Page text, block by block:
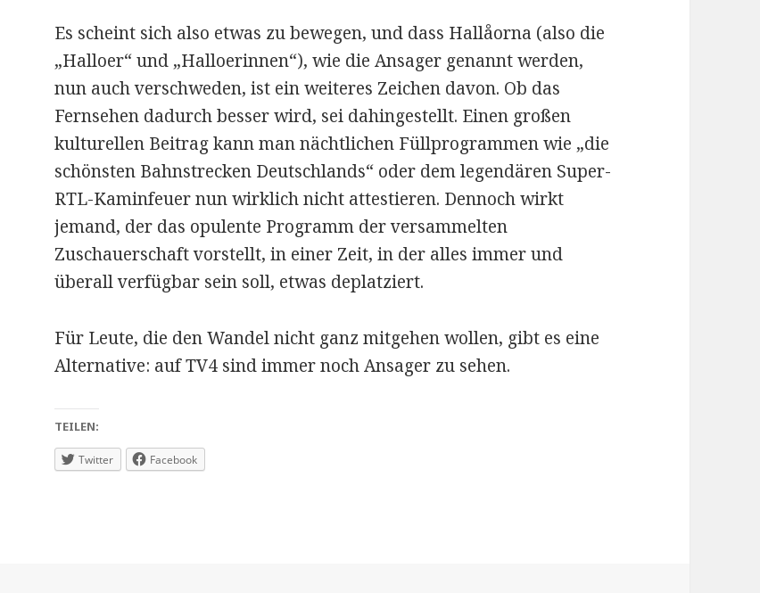
Es scheint sich also etwas zu bewegen, und dass Hallåorna (also die
„Halloer“ und „Halloerinnen“), wie die Ansager genannt werden,
nun auch verschweden, ist ein weiteres Zeichen davon. Ob das
Fernsehen dadurch besser wird, sei dahingestellt. Einen großen
kulturellen Beitrag kann man nächtlichen Füllprogrammen wie „die
schönsten Bahnstrecken Deutschlands“ oder dem legendären Super-
RTL-Kaminfeuer nun wirklich nicht attestieren. Dennoch wirkt
jemand, der das opulente Programm der versammelten
Zuschauerschaft vorstellt, in einer Zeit, in der alles immer und
überall verfügbar sein soll, etwas deplatziert.
Für Leute, die den Wandel nicht ganz mitgehen wollen, gibt es eine
Alternative: auf TV4 sind immer noch Ansager zu sehen.
TEILEN:
Twitter Facebook